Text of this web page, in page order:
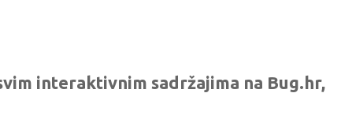
interaktivnim sadržajima na Bug.hr,